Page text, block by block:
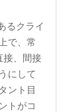
るクライ
で、常
接、間接
にして
ント目
トがコ